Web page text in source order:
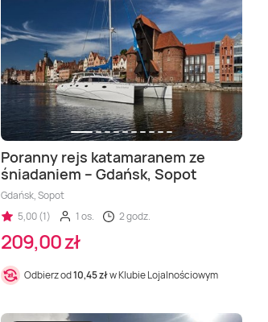
Poranny rejs katamaranem ze
śniadaniem – Gdańsk, Sopot
Gdańsk, Sopot
5,00 (1)
1 os. 2 godz.
209,00 zł
Odbierz od10,45 złw Klubie Lojalnościowym